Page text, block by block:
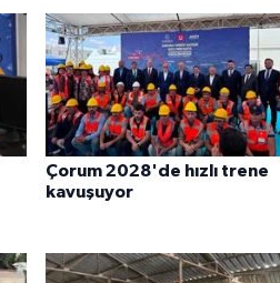
Çorum 2028'de hızlı trene
kavuşuyor